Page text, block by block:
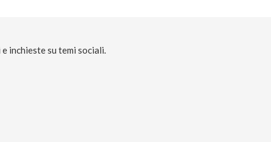
inchieste su temi sociali.